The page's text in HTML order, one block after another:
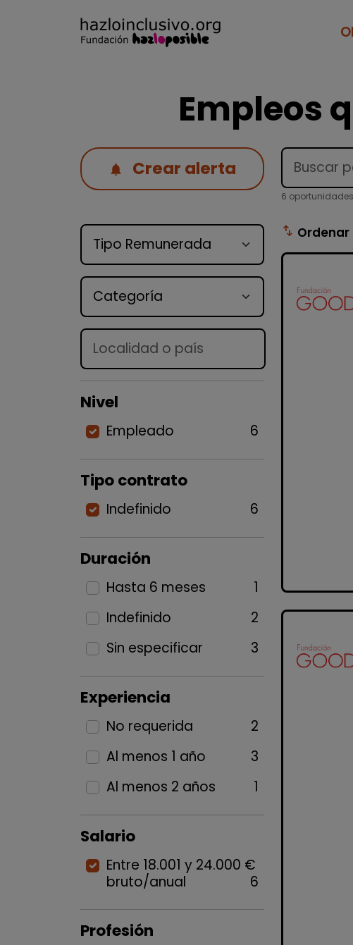
Empleos
Crear alerta
Tipo de oferta
Categoría
Lugar
Nivel
Empleado 6
Tipo contrato
Indefinido 6
Duración
Hasta 6 meses
1
Indefinido
2
Sin especificar
3
Experiencia
No requerida
2
Al menos 1 año
3
Al menos 2 años
1
Salario
Entre 18.001 y 24.000 €
bruto/anual
6
Profesión
6 oportunidades
swap_vert Ordenar